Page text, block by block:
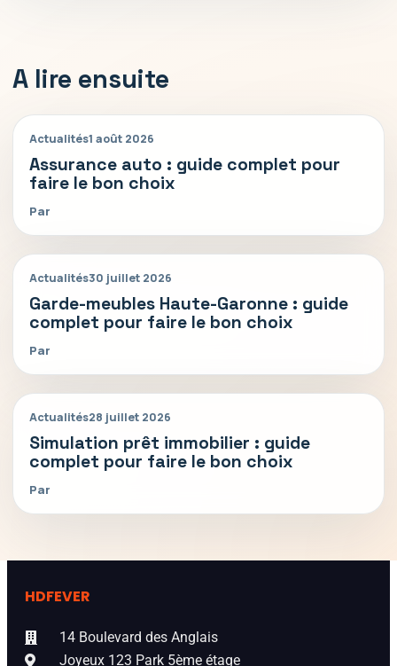
A lire ensuite
Actualités1 août 2026
Assurance auto : guide complet pour
faire le bon choix
Par
Actualités30 juillet 2026
Garde-meubles Haute-Garonne : guide
complet pour faire le bon choix
Par
Actualités28 juillet 2026
Simulation prêt immobilier : guide
complet pour faire le bon choix
Par
HDFEVER
14 Boulevard des Anglais
Joyeux 123 Park 5ème étage